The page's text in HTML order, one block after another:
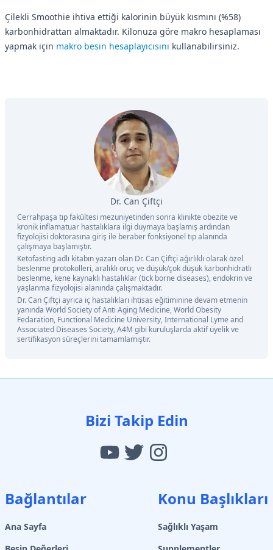
Çilekli Smoothie ihtiva ettiği kalorinin büyük kısmını (%58)
karbonhidrattan almaktadır. Kilonuza göre makro hesaplaması
yapmak için makro besin hesaplayıcısını kullanabilirsiniz.
Dr. Can Çiftçi
Cerrahpaşa tıp fakültesi mezuniyetinden sonra klinikte obezite ve
kronik inflamatuar hastalıklara ilgi duymaya başlamış ardından
fizyolojisi doktorasına giriş ile beraber fonksiyonel tıp alanında
çalışmaya başlamıştır.
Ketofasting adlı kitabın yazarı olan Dr. Can Çiftçi ağırlıklı olarak özel
beslenme protokolleri, aralıklı oruç ve düşük/çok düşük karbonhidratlı
beslenme, kene kaynaklı hastalıklar (tick borne diseases), endokrin ve
yaşlanma fizyolojisi alanında çalışmaktadır.
Dr. Can Çiftçi ayrıca iç hastalıkları ihtisas eğitiminine devam etmenin
yanında World Society of Anti Aging Medicine, World Obesity
Fedaration, Functional Medicine University, International Lyme and
Associated Diseases Society, A4M gibi kuruluşlarda aktif üyelik ve
sertifikasyon süreçlerini tamamlamıştır.
Bizi Takip Edin
Bağlantılar
Ana Sayfa
Konu Başlıkları
Sağlıklı Yaşam